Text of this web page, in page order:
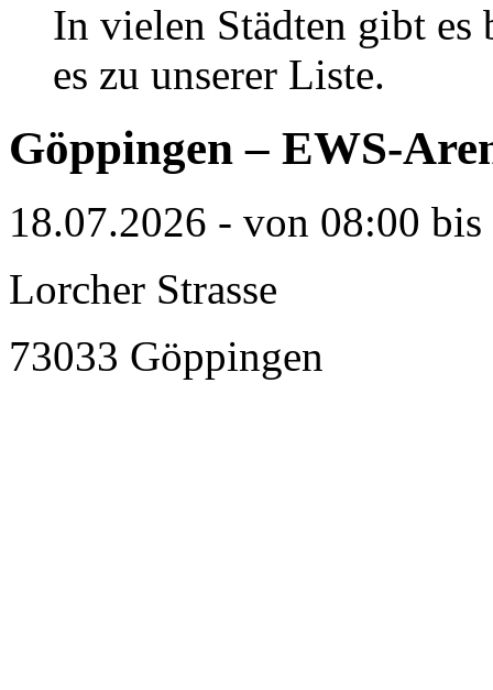
In vielen Städten gibt es
es zu unserer Liste.
Göppingen – EWS-
18.07.2026 - von 08:00
Lorcher Strasse
73033 Göppingen